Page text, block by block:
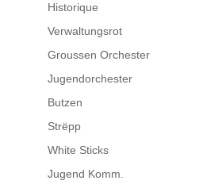
Historique
Verwaltungsrot
Groussen Orchester
Jugendorchester
Butzen
Strëpp
White Sticks
Jugend Komm.